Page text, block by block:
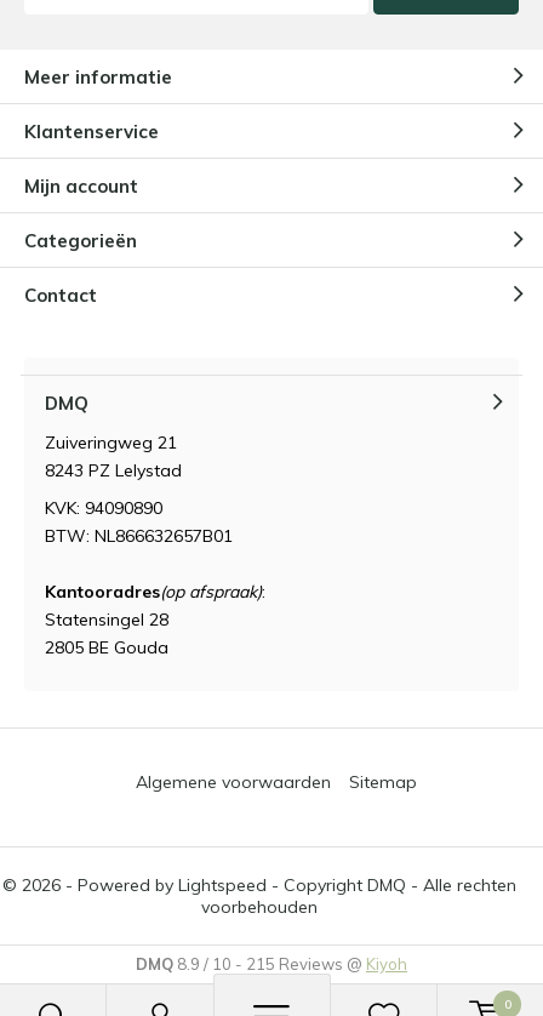
0
DoorAmy Groenendijk - Ekkelboom
Black Friday 2025
verlichting!
Meer informatie
Klantenservice
Mijn account
Categorieën
Contact
DMQ
Zuiveringweg 21
8243 PZ Lelystad
KVK: 94090890
BTW: NL866632657B01
Kantooradres(op afspraak):
Statensingel 28
2805 BE Gouda
© 2026 - Powered by Lightspeed - Copyright DMQ - Alle rechten
voorbehouden
Algemene voorwaarden Sitemap
DMQ 8.9 / 10 - 215 Reviews @ Kiyoh